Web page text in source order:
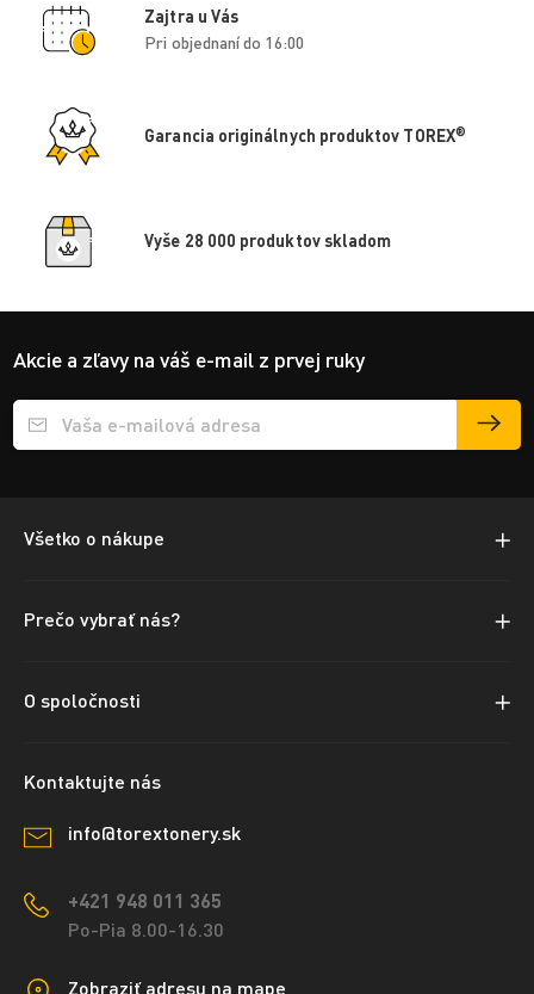
Zajtra u Vás
Pri objednaní do 16:00
Garancia originálnych produktov TOREX®
Vyše 28 000 produktov skladom
Akcie a zľavy na váš e-mail z prvej ruky
Přihlášení e-mailu k odběru
Všetko o nákupe
Prečo vybrať nás?
O spoločnosti
Kontaktujte nás
info@torextonery.sk
+421 948 011 365
Po-Pia 8.00-16.30
Zobraziť adresu na mape